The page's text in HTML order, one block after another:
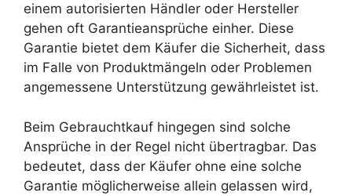
einem autorisierten Händler oder Hersteller
gehen oft Garantieansprüche einher. Diese
Garantie bietet dem Käufer die Sicherheit, dass
im Falle von Produktmängeln oder Problemen
angemessene Unterstützung gewährleistet ist.
Beim Gebrauchtkauf hingegen sind solche
Ansprüche in der Regel nicht übertragbar. Das
bedeutet, dass der Käufer ohne eine solche
Garantie möglicherweise allein gelassen wird,